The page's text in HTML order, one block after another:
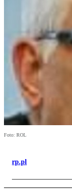
Foto: ROL
rp.pl